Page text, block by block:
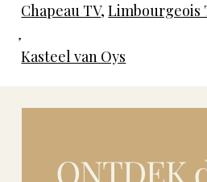
Chapeau TV,Limbourgeois
,
Kasteel van Oys